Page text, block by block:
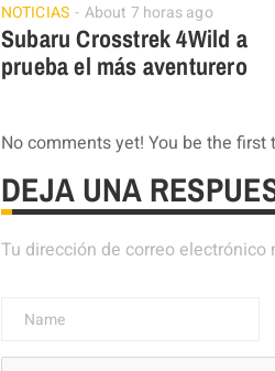
NOTICIAS About 7 horas ago
Subaru Crosstrek 4Wild a
prueba el más aventurero
No comments yet! You be the first
DEJA UNA
Tu dirección de correo electrónico